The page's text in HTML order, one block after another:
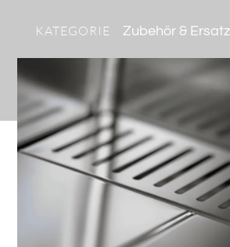
KATEGORIE Zubehör &